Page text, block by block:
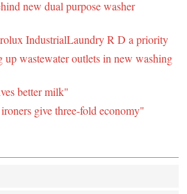
new dual purpose washer
IndustrialLaundry R D a priority
wastewater outlets in new washing
better milk"
give three-fold economy"